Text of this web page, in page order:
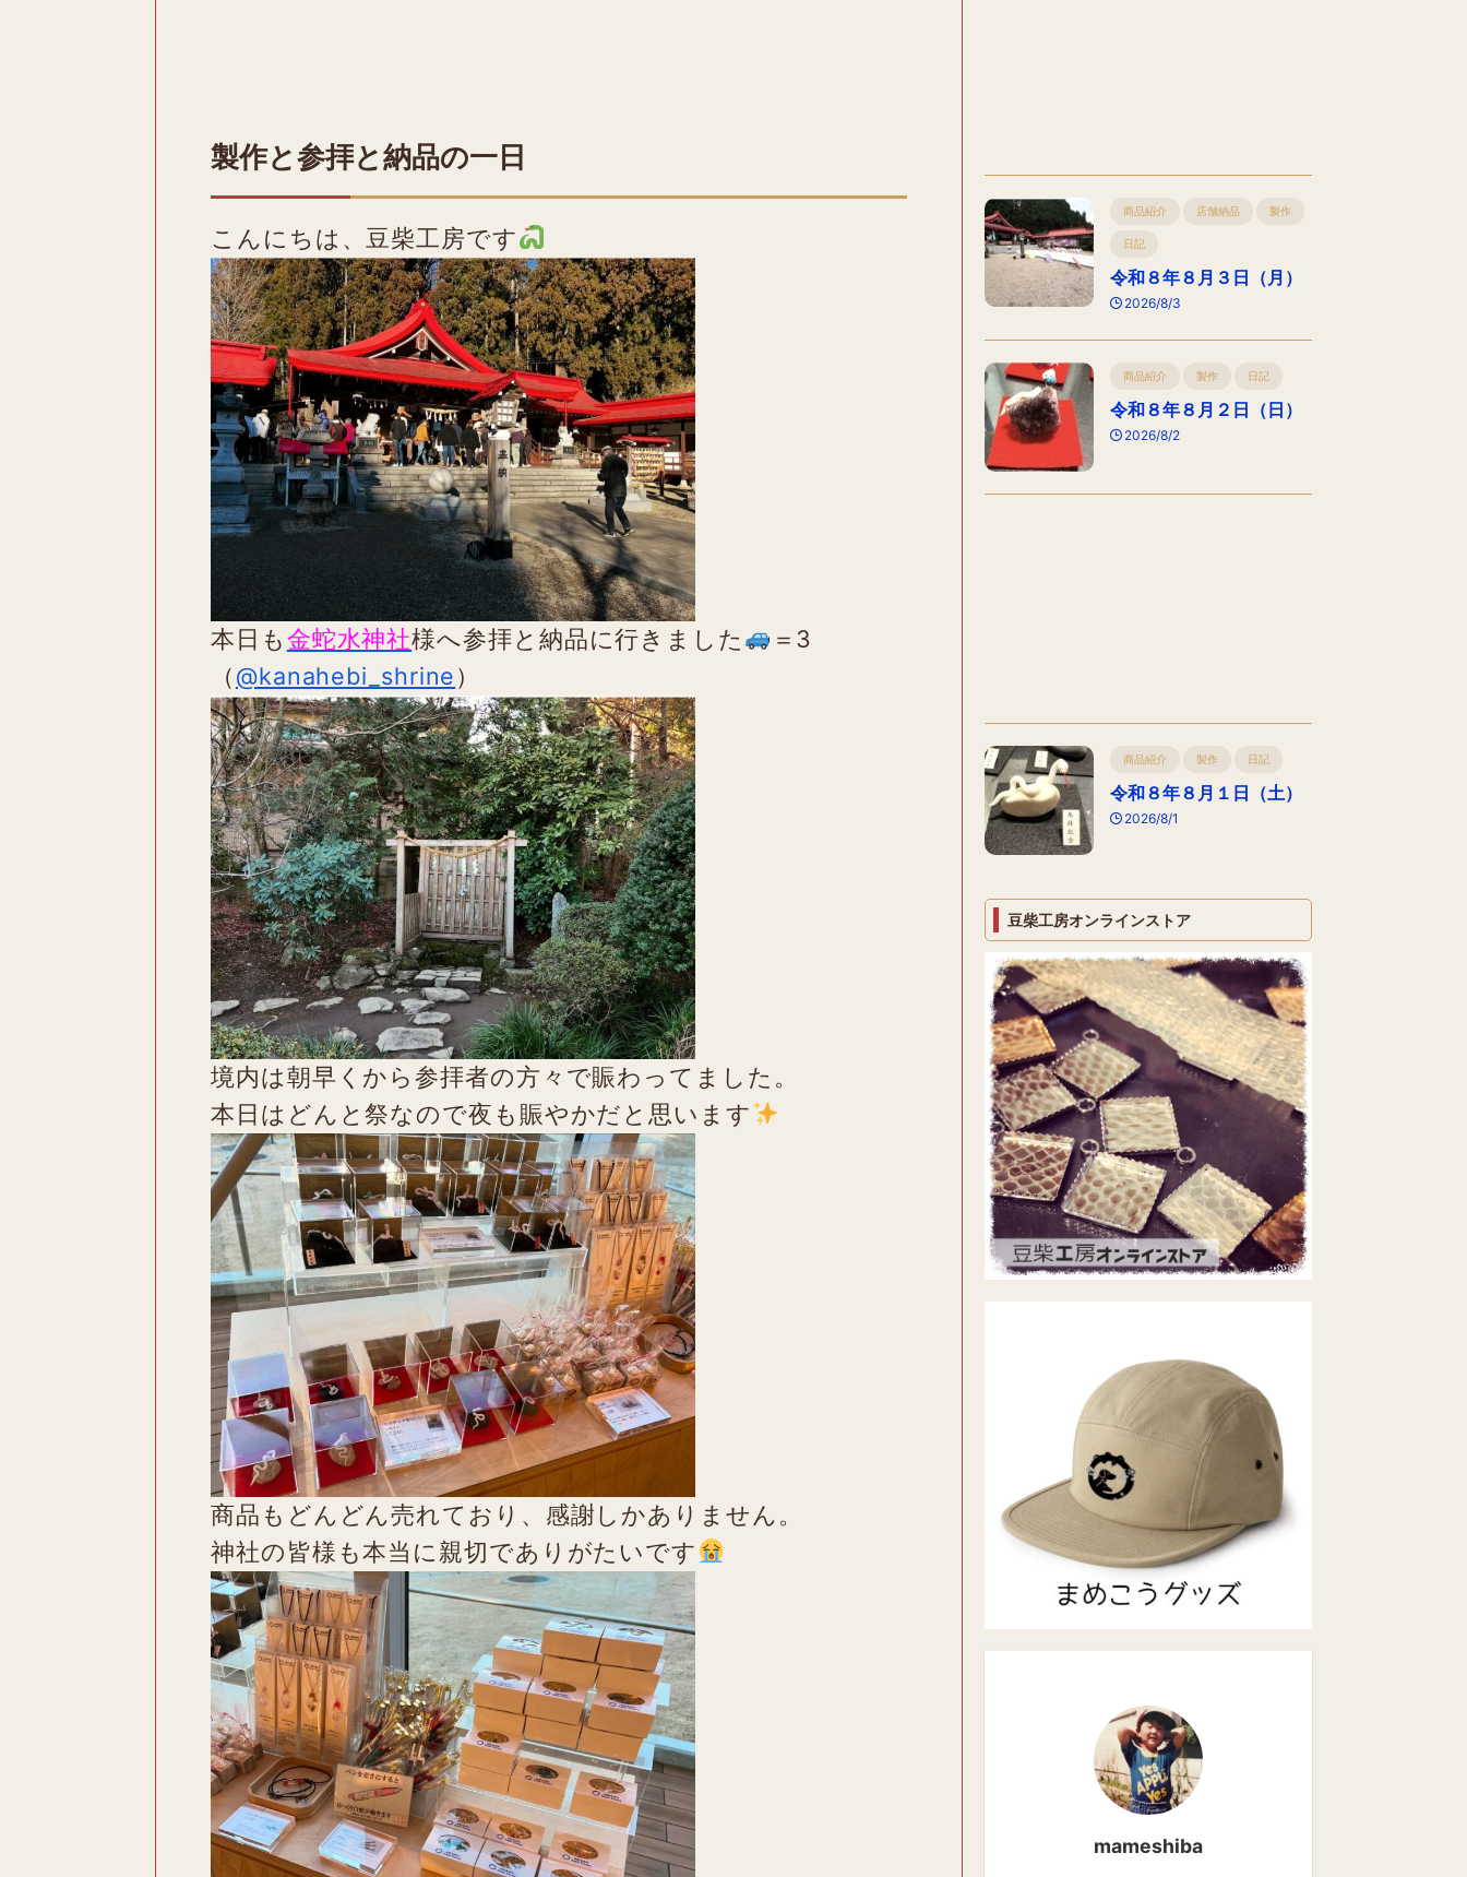
製作と参拝と納品の一日
こんにちは、豆柴工房です
本日も金蛇水神社様へ参拝と納品に行きました
＝3
（@kanahebi_shrine）
境内は朝早くから参拝者の方々で賑わってました。
本日はどんと祭なので夜も賑やかだと思います
商品もどんどん売れており、感謝しかありません。
神社の皆様も本当に親切でありがたいです
商品紹介 店舗納品 製作
日記
令和８年８月３日（月）
2026/8/3
商品紹介 製作 日記
令和８年８月２日（日）
2026/8/2
商品紹介 製作 日記
令和８年８月１日（土）
2026/8/1
豆柴工房オンラインストア
mameshiba